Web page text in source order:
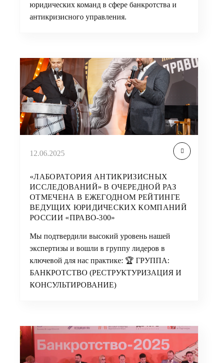
юридических команд в сфере банкротства и
антикризисного управления.
12.06.2025
«ЛАБОРАТОРИЯ АНТИКРИЗИСНЫХ
ИССЛЕДОВАНИЙ» В ОЧЕРЕДНОЙ РАЗ
ОТМЕЧЕНА В ЕЖЕГОДНОМ РЕЙТИНГЕ
ВЕДУЩИХ ЮРИДИЧЕСКИХ КОМПАНИЙ
РОССИИ «ПРАВО-300»
Мы подтвердили высокий уровень нашей
экспертизы и вошли в группу лидеров в
ключевой для нас практике: 🏆 ГРУППА:
БАНКРОТСТВО (РЕСТРУКТУРИЗАЦИЯ И
КОНСУЛЬТИРОВАНИЕ)